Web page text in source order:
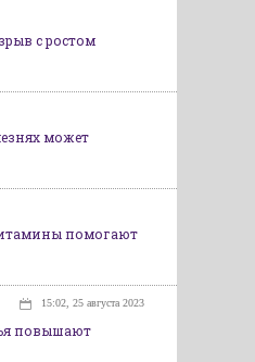
с ростом
может
помогают
15:02, 25 августа 2023
повышают